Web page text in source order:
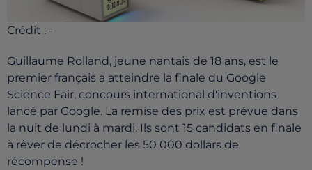
Crédit : -
Guillaume Rolland, jeune nantais de 18 ans, est le
premier français a atteindre la finale du Google
Science Fair, concours international d'inventions
lancé par Google. La remise des prix est prévue dans
la nuit de lundi à mardi. Ils sont 15 candidats en finale
à rêver de décrocher les 50 000 dollars de
récompense !